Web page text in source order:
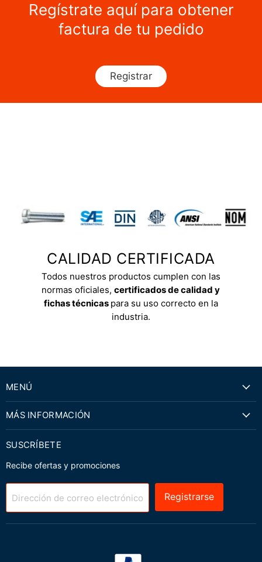
Regístrate aquí para obtener
factura de tu pedido
Registrar
CALIDAD CERTIFICADA
Todos nuestros productos cumplen con las
normas oficiales,certificados de calidad y
fichas técnicas para su uso correcto en la
industria.
MENÚ
MÁS INFORMACIÓN
SUSCRÍBETE
Recibe ofertas y promociones
Dirección de correo electrónico Registrarse